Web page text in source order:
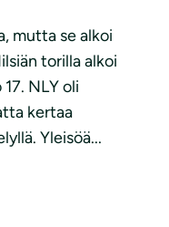
mutta se alkoi
torilla alkoi
NLY oli
kertaa
Yleisöä...